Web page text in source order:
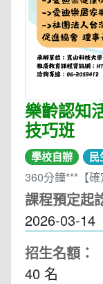
樂齡認知
技巧班
學校自辦 民
360分鐘***【確
課程預定起
2026-03-14
招生名額：
40 名